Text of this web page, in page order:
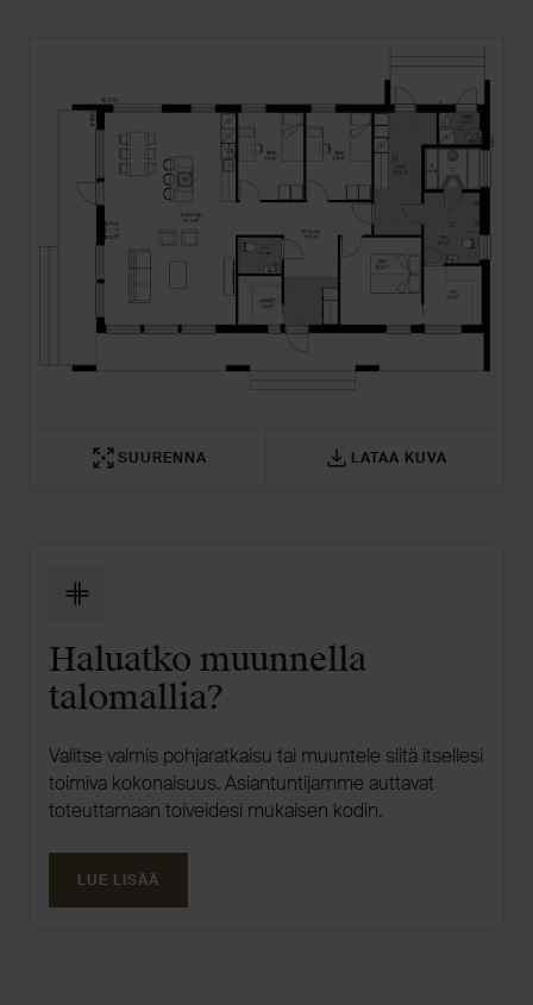
SUURENNA LATAA KUVA
Haluatko muunnella
talomallia?
Valitse valmis pohjaratkaisu tai muuntele siitä itsellesi
toimiva kokonaisuus. Asiantuntijamme auttavat
toteuttamaan toiveidesi mukaisen kodin.
LUE LISÄÄ